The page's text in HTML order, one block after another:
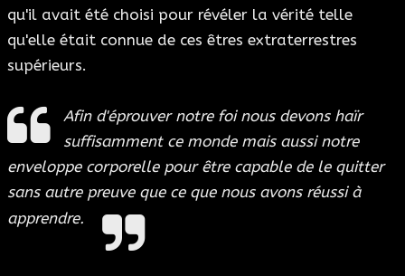
qu'il avait été choisi pour révéler la vérité telle
qu'elle était connue de ces êtres extraterrestres
supérieurs.
Afin d'éprouver notre foi nous devons haïr
suffisamment ce monde mais aussi notre
enveloppe corporelle pour être capable de le quitter
sans autre preuve que ce que nous avons réussi à
apprendre.